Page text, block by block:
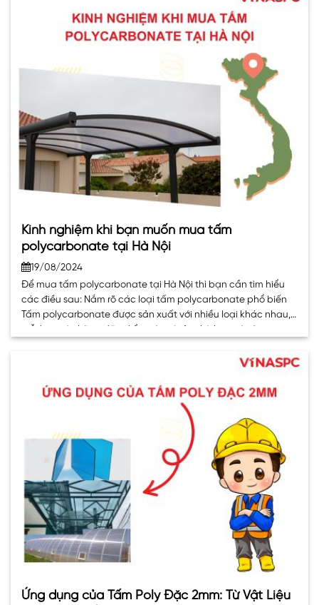
Kinh nghiệm khi bạn muốn mua tấm
polycarbonate tại Hà Nội
19/08/2024
Để mua tấm polycarbonate tại Hà Nội thì bạn cần tìm hiểu
các điều sau: Nắm rõ các loại tấm polycarbonate phổ biến
Tấm polycarbonate được sản xuất với nhiều loại khác nhau,
mỗi loại có những đặc điểm riêng biệt phù hợp với từng mục
Ứng dụng của Tấm Poly Đặc 2mm: Từ Vật Liệu